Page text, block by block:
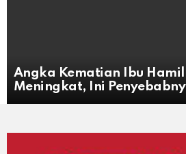
Angka Kematian Ibu
Meningkat, Ini